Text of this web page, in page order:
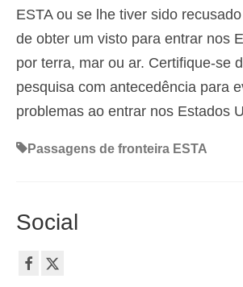
ESTA ou se lhe tiver sido
de obter um visto para entrar nos
por terra, mar ou ar. Certifique-se
pesquisa com antecedência para
problemas ao entrar nos Estados
Passagens de fronteira ESTA
Social